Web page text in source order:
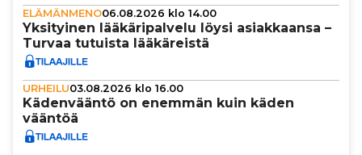
ELÄMÄNMENO06.08.2026 klo 14.00
Yksi­tyi­nen lää­kä­ri­pal­velu löysi asi­ak­kaansa –
Turvaa tutuista lää­kä­reistä
URHEILU03.08.2026 klo 16.00
Käden­vääntö on enemmän kuin käden
vääntöä